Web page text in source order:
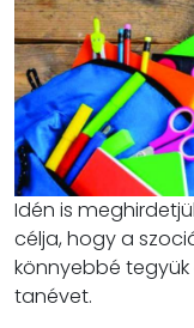
Idén is
célja, hogy a
könnyebbé
tanévet.